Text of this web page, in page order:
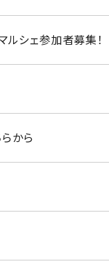
シェ参加者募集！
から